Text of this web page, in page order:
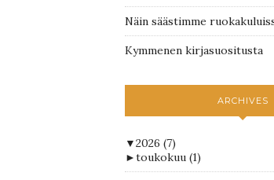
Näin säästimme
Kymmenen kirjasuositusta
ARCHIVES
▼2026 (7)
►toukokuu (1)